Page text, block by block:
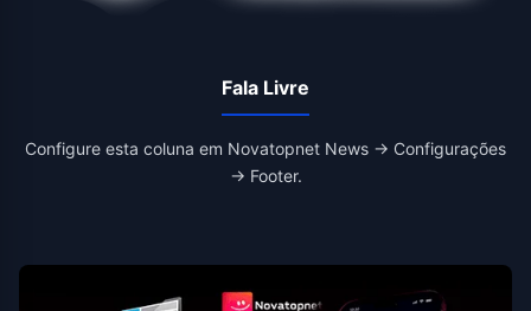
Fala Livre
Configure esta coluna em Novatopnet News → Configurações
→ Footer.